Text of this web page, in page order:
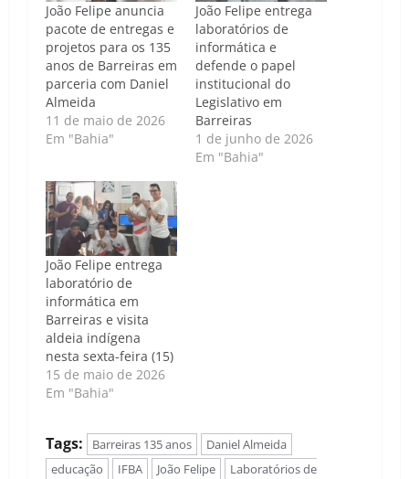
João Felipe anuncia
pacote de entregas e
projetos para os 135
anos de Barreiras em
parceria com Daniel
Almeida
11 de maio de 2026
Em "Bahia"
João Felipe entrega
laboratórios de
informática e
defende o papel
institucional do
Legislativo em
Barreiras
1 de junho de 2026
Em "Bahia"
João Felipe entrega
laboratório de
informática em
Barreiras e visita
aldeia indígena
nesta sexta-feira (15)
15 de maio de 2026
Em "Bahia"
Tags: Barreiras 135 anos
Daniel Almeida
educação
IFBA João Felipe Laboratórios de